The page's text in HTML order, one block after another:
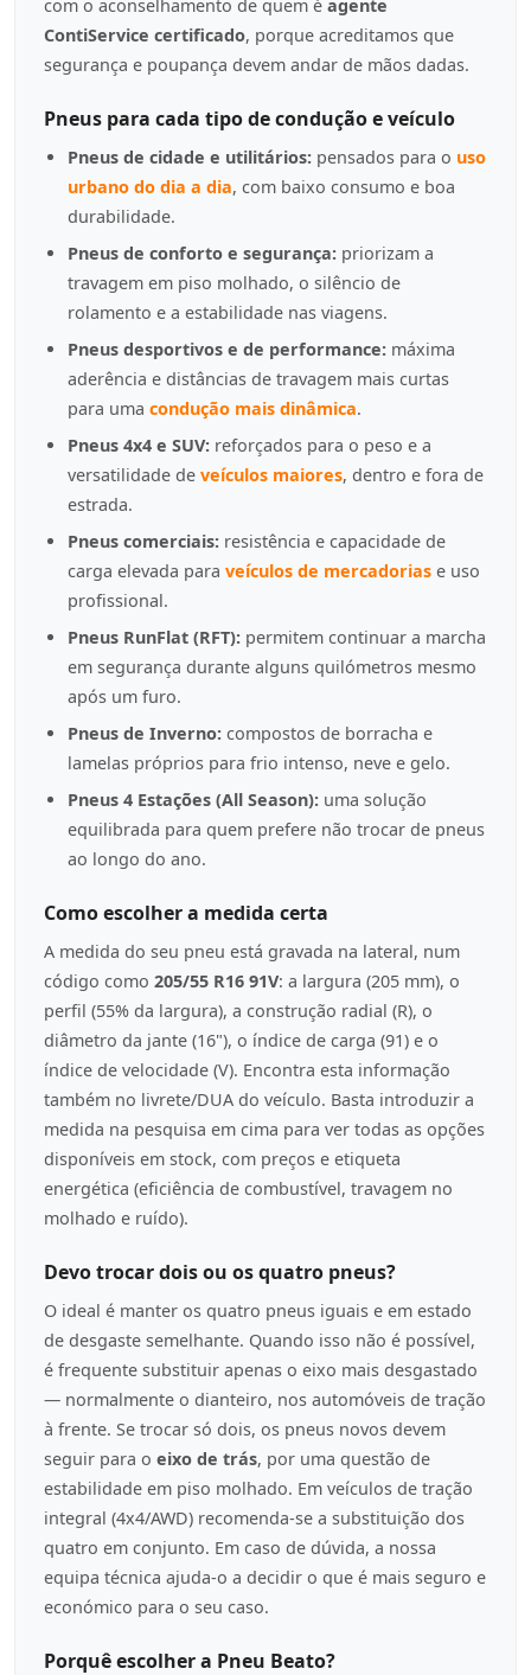
com o aconselhamento de quem é agente
ContiService certificado, porque acreditamos que
segurança e poupança devem andar de mãos dadas.
Pneus para cada tipo de condução e veículo
Pneus de cidade e utilitários: pensados para o uso
urbano do dia a dia, com baixo consumo e boa
durabilidade.
Pneus de conforto e segurança: priorizam a
travagem em piso molhado, o silêncio de
rolamento e a estabilidade nas viagens.
Pneus desportivos e de performance: máxima
aderência e distâncias de travagem mais curtas
para uma condução mais dinâmica.
Pneus 4x4 e SUV: reforçados para o peso e a
versatilidade de veículos maiores, dentro e fora de
estrada.
Pneus comerciais: resistência e capacidade de
carga elevada para veículos de mercadorias e uso
profissional.
Pneus RunFlat (RFT): permitem continuar a marcha
em segurança durante alguns quilómetros mesmo
após um furo.
Pneus de Inverno: compostos de borracha e
lamelas próprios para frio intenso, neve e gelo.
Pneus 4 Estações (All Season): uma solução
equilibrada para quem prefere não trocar de pneus
ao longo do ano.
Como escolher a medida certa
A medida do seu pneu está gravada na lateral, num
código como 205/55 R16 91V: a largura (205 mm), o
perfil (55% da largura), a construção radial (R), o
diâmetro da jante (16"), o índice de carga (91) e o
índice de velocidade (V). Encontra esta informação
também no livrete/DUA do veículo. Basta introduzir a
medida na pesquisa em cima para ver todas as opções
disponíveis em stock, com preços e etiqueta
energética (eficiência de combustível, travagem no
molhado e ruído).
Devo trocar dois ou os quatro pneus?
O ideal é manter os quatro pneus iguais e em estado
de desgaste semelhante. Quando isso não é possível,
é frequente substituir apenas o eixo mais desgastado
— normalmente o dianteiro, nos automóveis de tração
à frente. Se trocar só dois, os pneus novos devem
seguir para o eixo de trás, por uma questão de
estabilidade em piso molhado. Em veículos de tração
integral (4x4/AWD) recomenda-se a substituição dos
quatro em conjunto. Em caso de dúvida, a nossa
equipa técnica ajuda-o a decidir o que é mais seguro e
económico para o seu caso.
Porquê escolher a Pneu Beato?